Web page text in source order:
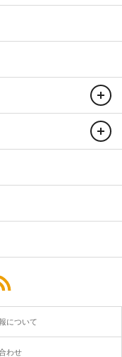
について
わせ